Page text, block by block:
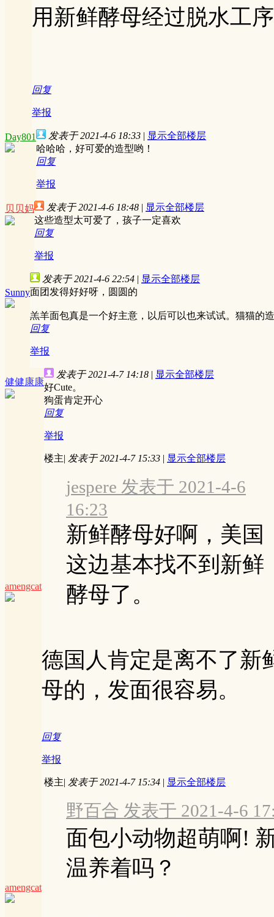
用新鲜酵母经过脱水工
回复
举报
Day801 发表于 2021-4-6 18:33 | 显示全部楼层
哈哈哈，好可爱的造型哟！
回复
举报
贝贝妈 发表于 2021-4-6 18:48 | 显示全部楼层
这些造型太可爱了，孩子一定喜欢
回复
举报
Sunny
发表于 2021-4-6 22:54 | 显示全部楼层
面团发得好好呀，圆圆的
羔羊面包真是一个好主意，以后可以也来试试。猫猫的
回复
举报
健健康康
发表于 2021-4-7 14:18 | 显示全部楼层
好Cute。
狗蛋肯定开心
回复
举报
amengcat
楼主| 发表于 2021-4-7 15:33 | 显示全部楼层
jespere 发表于 2021-4-6
16:23
新鲜酵母好啊，美国
这边基本找不到新鲜
酵母了。
德国人肯定是离不了新
母的，发面很容易。
回复
举报
amengcat
楼主| 发表于 2021-4-7 15:34 | 显示全部楼层
野百合 发表于 2021-4-6
面包小动物超萌啊!
温养着吗？